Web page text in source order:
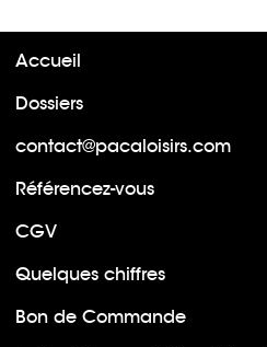
Accueil
Dossiers
contact@pacaloisirs.com
Référencez-vous
CGV
Quelques chiffres
Bon de Commande